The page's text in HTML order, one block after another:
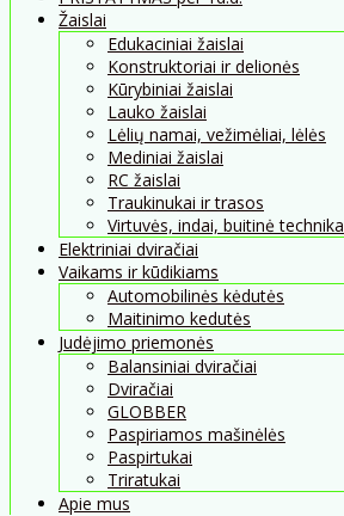
Žaislai
Edukaciniai žaislai
Konstruktoriai ir delionės
Kūrybiniai žaislai
Lauko žaislai
Lėlių namai, vežimėliai, lėlės
Mediniai žaislai
RC žaislai
Traukinukai ir trasos
Virtuvės, indai, buitinė technika
Elektriniai dviračiai
Vaikams ir kūdikiams
Automobilinės kėdutės
Maitinimo kedutės
Judėjimo priemonės
Balansiniai dviračiai
Dviračiai
GLOBBER
Paspiriamos mašinėlės
Paspirtukai
Triratukai
Apie mus